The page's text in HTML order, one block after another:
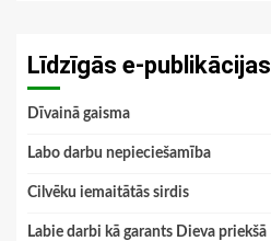
Līdzīgās e-publikācijas
Dīvainā gaisma
Labo darbu nepieciešamība
Cilvēku iemaitātās sirdis
Labie darbi kā garants Dieva priekšā